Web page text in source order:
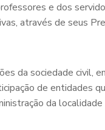
e dos
através de seus
da sociedade civil,
de entidades
da